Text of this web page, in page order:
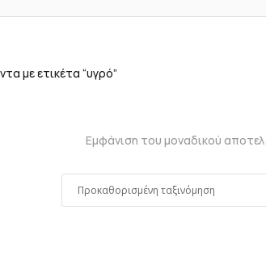
με ετικέτα “υγρό”
Εμφάνιση του μοναδικού